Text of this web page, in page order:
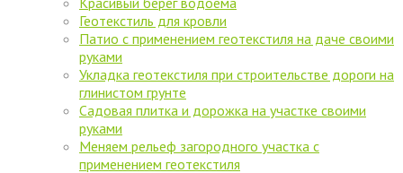
Геотекстиль для кровли
Патио с применением геотекстиля на даче своими
руками
Укладка геотекстиля при строительстве дороги на
глинистом грунте
Садовая плитка и дорожка на участке своими
руками
Меняем рельеф загородного участка c
применением геотекстиля